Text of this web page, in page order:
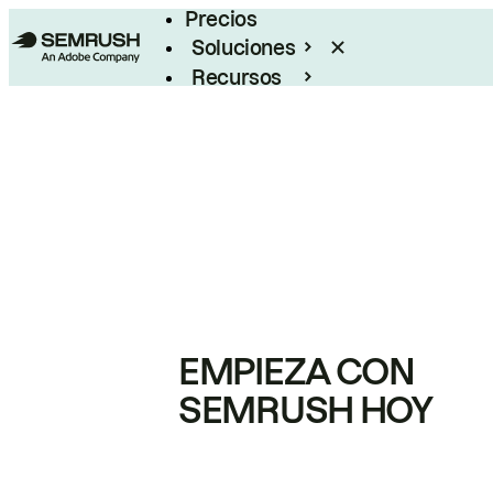
Precios
Soluciones
Recursos
EMPIEZA CON
SEMRUSH HOY